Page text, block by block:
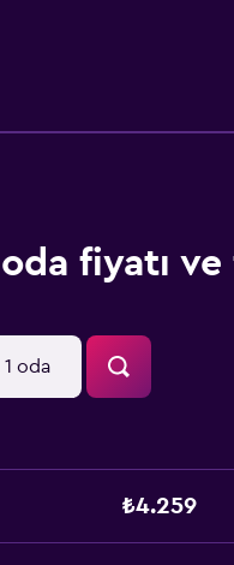
Xikai Head Church
sunar.
fiyatı ve
oda
₺4.259